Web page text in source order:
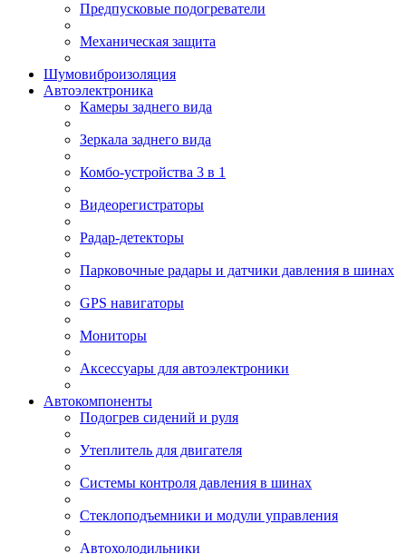
Предпусковые подогреватели
Механическая защита
Шумовиброизоляция
Автоэлектроника
Камеры заднего вида
Зеркала заднего вида
Комбо-устройства 3 в 1
Видеорегистраторы
Радар-детекторы
Парковочные радары и датчики давления в шинах
GPS навигаторы
Мониторы
Аксессуары для автоэлектроники
Автокомпоненты
Подогрев сидений и руля
Утеплитель для двигателя
Системы контроля давления в шинах
Стеклоподъемники и модули управления
Автохолодильники